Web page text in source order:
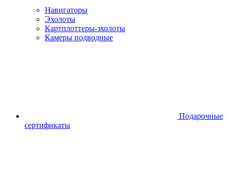
Навигаторы
Эхолоты
Картплоттеры-эхолоты
Камеры подводные
Подарочные
сертификаты